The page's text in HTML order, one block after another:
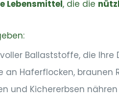
Lebensmittel, die die
Ballaststoffe, die
an Haferflocken, braunen
und Kichererbsen